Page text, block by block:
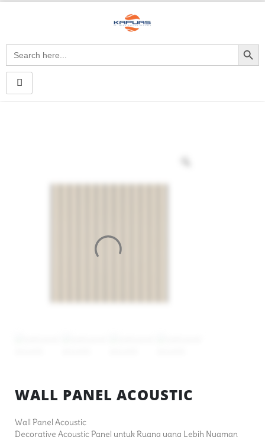
Search
for:
Search Button
WALL PANEL ACOUSTIC
Wall Panel Acoustic
Decorative Acoustic Panel untuk Ruang yang Lebih Nyaman